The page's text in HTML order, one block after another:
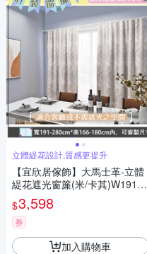
立體緹花設計,質感更提升
【宜欣居傢飾】大馬士革-立體
緹花遮光窗簾(米/卡其)W191-2
80*H166-180cm以內可指定尺
寸/遮光/摺景/半腰/窗簾/台灣製
MIT
$3,598
券
加入購物車